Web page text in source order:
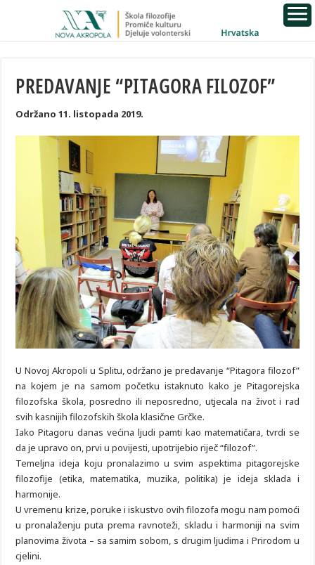
PREDAVANJE “PITAGORA FILOZOF”
Održano 11. listopada 2019.
U Novoj Akropoli u Splitu, održano je predavanje “Pitagora filozof”
na kojem je na samom početku istaknuto kako je Pitagorejska
filozofska škola, posredno ili neposredno, utjecala na život i rad
svih kasnijih filozofskih škola klasične Grčke.
Iako Pitagoru danas većina ljudi pamti kao matematičara, tvrdi se
da je upravo on, prvi u povijesti, upotrijebio riječ “filozof”.
Temeljna ideja koju pronalazimo u svim aspektima pitagorejske
filozofije (etika, matematika, muzika, politika) je ideja sklada i
harmonije.
U vremenu krize, poruke i iskustvo ovih filozofa mogu nam pomoći
u pronalaženju puta prema ravnoteži, skladu i harmoniji na svim
planovima života – sa samim sobom, s drugim ljudima i Prirodom u
cjelini.